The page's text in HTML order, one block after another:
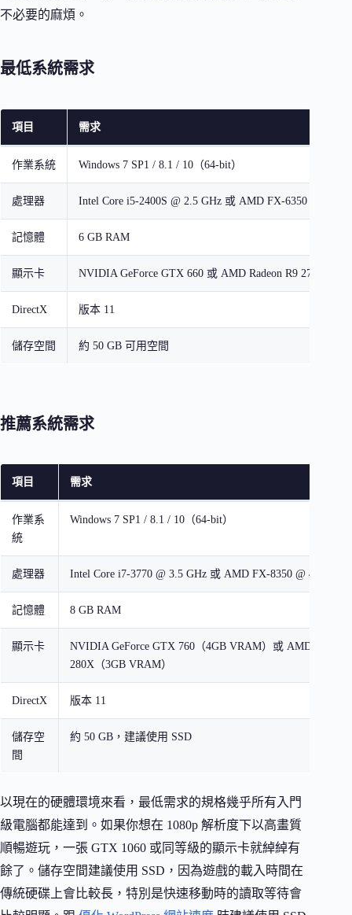
不必要的麻煩。
最低系統需求
項目 需求
作業系統 Windows 7 SP1 / 8.1 / 10（64-bit）
處理器 Intel Core i5-2400S @ 2.5 GHz 或 AMD FX-6350 @ 3.9
記憶體 6 GB RAM
顯示卡 NVIDIA GeForce GTX 660 或 AMD Radeon R9 270（
DirectX 版本 11
儲存空間 約 50 GB 可用空間
推薦系統需求
項目 需求
作業系
統
Windows 7 SP1 / 8.1 / 10（64-bit）
處理器 Intel Core i7-3770 @ 3.5 GHz 或 AMD FX-8350 @ 4.0 GHz
記憶體 8 GB RAM
顯示卡
NVIDIA GeForce GTX 760（4GB VRAM）或 AMD Radeon
280X（3GB VRAM）
DirectX 版本 11
儲存空
間
約 50 GB，建議使用 SSD
以現在的硬體環境來看，最低需求的規格幾乎所有入門
級電腦都能達到。如果你想在 1080p 解析度下以高畫質
順暢遊玩，一張 GTX 1060 或同等級的顯示卡就綽綽有
餘了。儲存空間建議使用 SSD，因為遊戲的載入時間在
傳統硬碟上會比較長，特別是快速移動時的讀取等待會